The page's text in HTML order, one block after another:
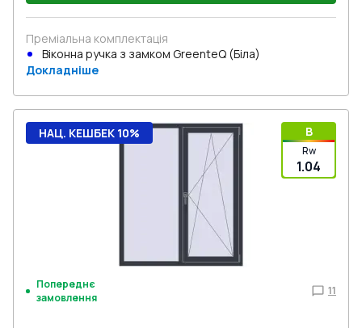
Преміальна комплектація
Віконна ручка з замком GreenteQ (Біла)
Докладніше
B
Rw
1.04
НАЦ. КЕШБЕК 10%
Попереднє
замовлення
11